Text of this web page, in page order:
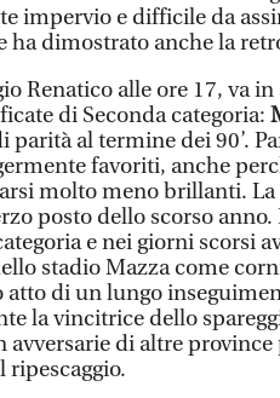
impervio e difficile da
ha dimostrato anche la
Renatico alle ore 17, va
di Seconda categoria:
parità al termine dei 90’.
favoriti, anche
molto meno brillanti. La
posto dello scorso
e nei giorni scorsi
stadio Mazza come
atto di un lungo
la vincitrice dello
avversarie di altre